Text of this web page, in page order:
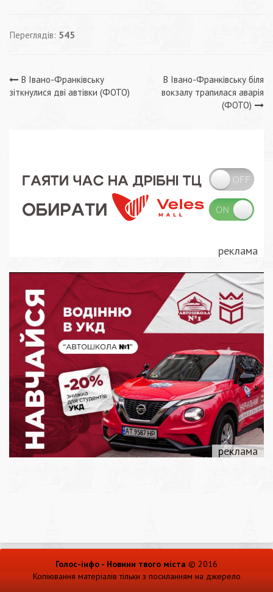
Переглядів: 545
Навігація
В Івано-Франківську
зіткнулися дві автівки (ФОТО)
В Івано-Франківську біля
вокзалу трапилася аварія
(ФОТО)
Голос-інфо - Новини твого міста © 2016
Копіювання матеріалів тільки з посиланням на джерело